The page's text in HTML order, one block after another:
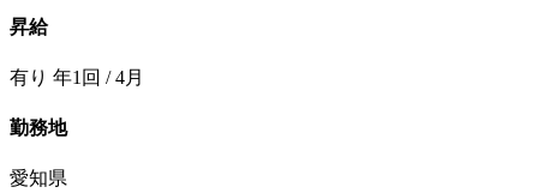
昇給
有り 年1回 / 4月
勤務地
愛知県